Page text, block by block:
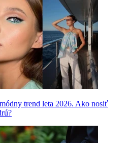
trend leta 2026. Ako nosiť